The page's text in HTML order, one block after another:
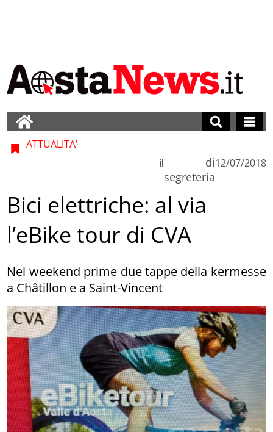
ATTUALITA'
di
segreteria
il 12/07/2018
Bici elettriche: al via
l’eBike tour di CVA
Nel weekend prime due tappe della kermesse
a Châtillon e a Saint-Vincent